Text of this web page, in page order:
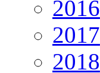
2016
2017
2018